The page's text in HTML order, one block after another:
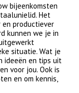
bijeenkomsten
Het
productiever
kunnen we je in
situatie. Wat je
ideeën en tips uit
voor jou. Ook is
en om kennis,